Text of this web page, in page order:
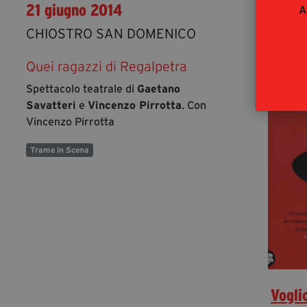
21 giugno 2014
CHIOSTRO SAN DOMENICO
Quei ragazzi di Regalpetra
Spettacolo teatrale di Gaetano
Savatteri e Vincenzo Pirrotta. Con
Vincenzo Pirrotta
Trame in Scena